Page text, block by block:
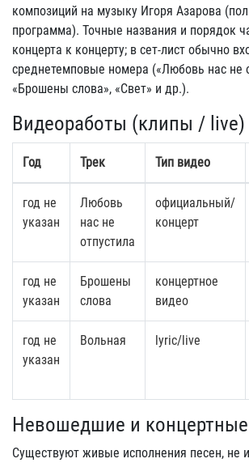
композиций на музыку Игоря Азарова
программа). Точные названия и порядок
концерта к концерту; в сет-лист обычно
среднетемповые номера («Любовь нас не
«Брошены слова», «Свет» и др.).
Видеоработы (клипы / live)
Год Трек Тип видео
год не
указан
Любовь
нас не
отпустила
официальный/
концерт
год не
указан
Брошены
слова
концертное
видео
год не
указан
Вольная lyric/live
Невошедшие и
Существуют живые исполнения песен, не